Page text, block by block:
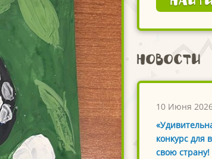
Новости
10 Июня
конкурс для
свою